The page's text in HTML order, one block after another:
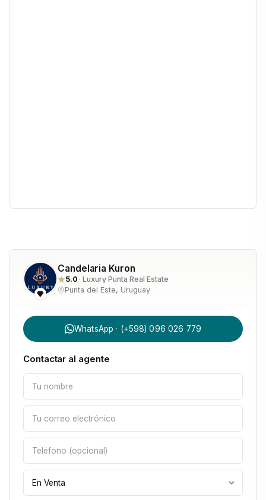
Candelaria Kuron
5.0 · Luxury Punta Real Estate
Punta del Este, Uruguay
WhatsApp · (+598) 096 026 779
Contactar al agente